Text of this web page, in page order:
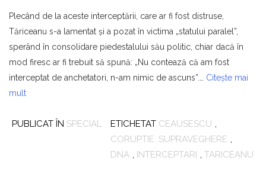
Plecând de la aceste interceptării, care ar fi fost distruse,
Tăriceanu s-a lamentat şi a pozat în victima „statului paralel”,
sperând în consolidare piedestalului său politic, chiar dacă în
mod firesc ar fi trebuit să spună: „Nu contează că am fost
interceptat de anchetatori, n-am nimic de ascuns”.… Citește mai
mult
PUBLICAT ÎN SPECIAL ETICHETAT CEAUSESCU ,
CORUPTIE. SUPRAVEGHERE ,
DNA , INTERCEPTARI , TARICEANU